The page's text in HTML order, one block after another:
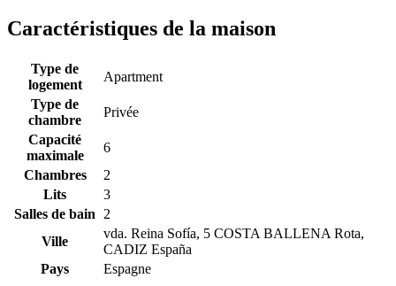
Caractéristiques de la maison
Type de
logement
Apartment
Type de
chambre
Privée
Capacité
maximale
6
Chambres
2
Lits
3
Salles de bain
2
Ville
vda. Reina Sofía, 5 COSTA BALLENA Rota,
CADIZ España
Pays
Espagne